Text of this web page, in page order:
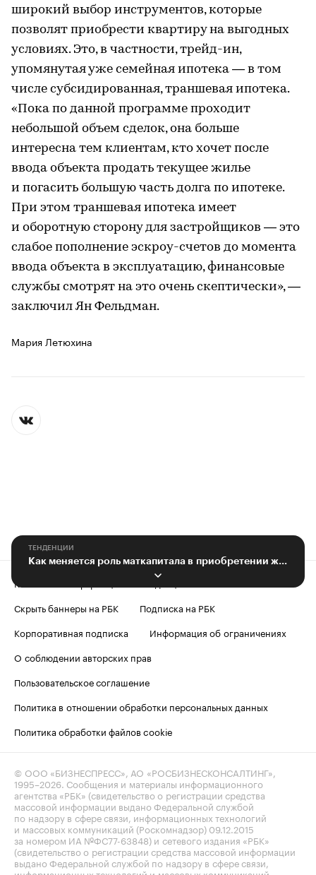
широкий выбор инструментов, которые
позволят приобрести квартиру на выгодных
условиях. Это, в частности, трейд-ин,
упомянутая уже семейная ипотека — в том
числе субсидированная, траншевая ипотека.
«Пока по данной программе проходит
небольшой объем сделок, она больше
интересна тем клиентам, кто хочет после
ввода объекта продать текущее жилье
и погасить большую часть долга по ипотеке.
При этом траншевая ипотека имеет
и оборотную сторону для застройщиков — это
слабое пополнение эскроу-счетов до момента
ввода объекта в эксплуатацию, финансовые
службы смотрят на это очень скептически», —
заключил Ян Фельдман.
Мария Летюхина
ТЕНДЕНЦИИ
Как меняется роль маткапитала в приобретении жилья
Контактная информация
Редакция
Скрыть баннеры на РБК
Подписка на РБК
Корпоративная подписка
Информация об ограничениях
О соблюдении авторских прав
Пользовательское соглашение
Политика в отношении обработки персональных данных
Политика обработки файлов cookie
© ООО «БИЗНЕСПРЕСС», АО «РОСБИЗНЕСКОНСАЛТИНГ»,
1995–2026 . Сообщения и материалы информационного
агентства «РБК» (свидетельство о регистрации средства
массовой информации выдано Федеральной службой
по надзору в сфере связи, информационных технологий
и массовых коммуникаций (Роскомнадзор) 09.12.2015
за номером ИА №ФС77-63848) и сетевого издания «РБК»
(свидетельство о регистрации средства массовой информации
выдано Федеральной службой по надзору в сфере связи,